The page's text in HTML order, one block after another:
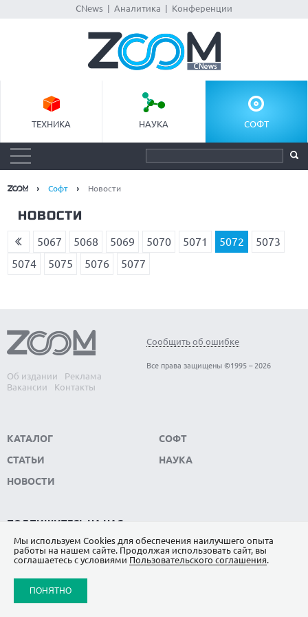
CNews Аналитика Конференции
ТЕХНИКА НАУКА СОФТ
Софт Новости
НОВОСТИ
5067 5068 5069 5070 5071 5072
5073
5074
5075 5076 5077
Об издании
Реклама
Вакансии
Контакты
Сообщить об ошибке
Все права защищены ©1995 – 2026
КАТАЛОГ
СТАТЬИ
НОВОСТИ
СОФТ
НАУКА
ПОДПИШИТЕСЬ НА НАС
ЯНДЕКС.ДЗЕН
Мы используем Сookies для обеспечения наилучшего опыта
работы на нашем сайте. Продолжая использовать сайт, вы
соглашаетесь с условиями Пользовательского соглашения.
ПОНЯТНО